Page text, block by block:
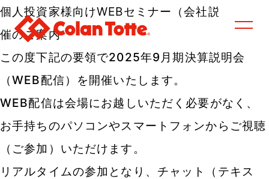
個人投資家様向けWEBセミナー（会社説明会）開
催のご案内
この度下記の要領で2025年9月期決算説明会
（WEB配信）を開催いたします。
WEB配信は会場にお越しいただく必要がなく、
お手持ちのパソコンやスマートフォンからご視聴
（ご参加）いただけます。
リアルタイムの参加となり、チャット（テキス